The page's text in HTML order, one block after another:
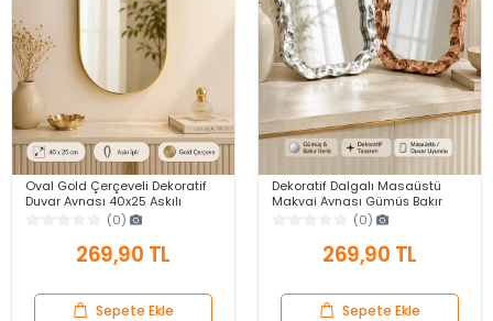
Oval Gold Çerçeveli Dekoratif
Duvar Aynası 40x25 Askılı
Modern Salon Antre Banyo
Yatak Odası Aynası
(0)
269,90 TL
Sepete Ekle
Dekoratif Dalgalı Masaüstü
Makyaj Aynası Gümüş Bakır
Çerçeveli Modern Yakın Duvar
(0)
269,90 TL
Sepete Ekle